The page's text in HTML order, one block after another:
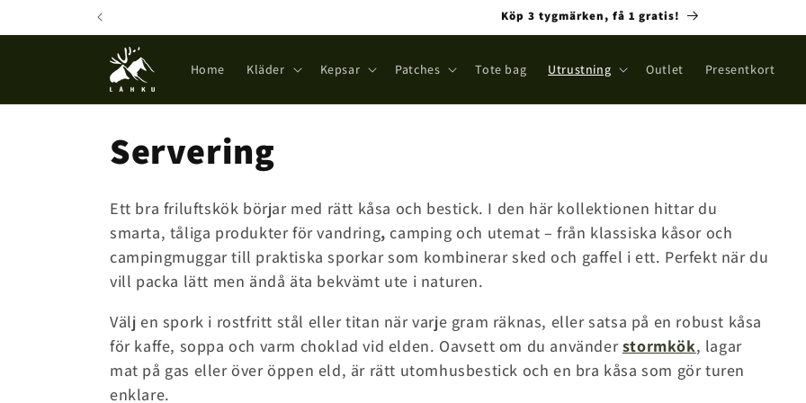
Köp 3 tygmärken, få 1 gratis!
Home Kläder Kepsar Patches Tote bag Utrustning Outlet Presentkort
C
o
l
l
e
c
Servering
Ett bra friluftskök börjar med rätt kåsa och bestick. I den här kollektionen hittar du
smarta, tåliga produkter för vandring,camping och utemat – från klassiska kåsor och
campingmuggar till praktiska sporkar som kombinerar sked och gaffel i ett. Perfekt när du
vill packa lätt men ändå äta bekvämt ute i naturen.
Välj en spork i rostfritt stål eller titan när varje gram räknas, eller satsa på en robust kåsa
för kaffe, soppa och varm choklad vid elden. Oavsett om du använderstormkök, lagar
mat på gas eller över öppen eld, är rätt utomhusbestick och en bra kåsa som gör turen
enklare.